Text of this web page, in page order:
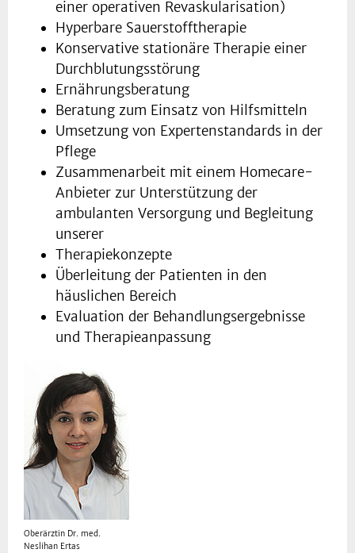
einer operativen Revaskularisation)
Hyperbare Sauerstofftherapie
Konservative stationäre Therapie einer
Durchblutungsstörung
Ernährungsberatung
Beratung zum Einsatz von Hilfsmitteln
Umsetzung von Expertenstandards in der
Pflege
Zusammenarbeit mit einem Homecare-
Anbieter zur Unterstützung der
ambulanten Versorgung und Begleitung
unserer
Therapiekonzepte
Überleitung der Patienten in den
häuslichen Bereich
Evaluation der Behandlungsergebnisse
und Therapieanpassung
Oberärztin Dr. med.
Neslihan Ertas